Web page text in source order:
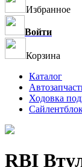
Избранное
Войти
Корзина
Каталог
Ходовка
RBI